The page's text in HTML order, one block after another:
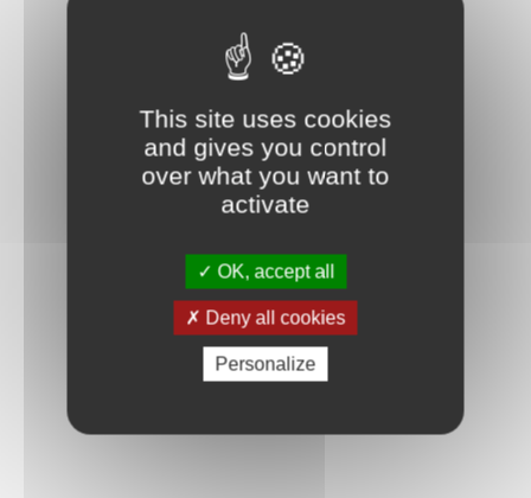
This site uses cookies
and gives you control
over what you want to
activate
OK, accept all
Deny all cookies
Personalize
oublié ?
compte
Connexion